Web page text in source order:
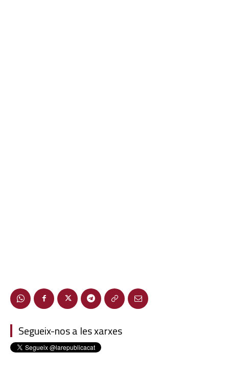
Segueix-nos a les xarxes